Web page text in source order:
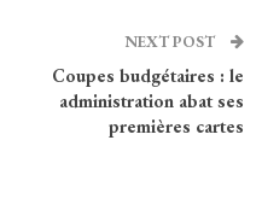
NEXT POST
Coupes budgétaires : le
administration abat ses
premières cartes